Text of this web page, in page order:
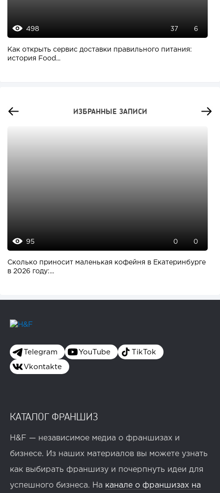
498 37 6
Как открыть сервис доставки правильного питания:
история Food...
ИЗБРАННЫЕ ЗАПИСИ
95 0 0
Сколько приносит маленькая кофейня в Екатеринбурге
в 2026 году:...
Telegram YouTube TikTok
Vkontakte
КАТАЛОГ ФРАНШИЗ
H&F — независимое медиа о франшизах и
бизнесе. Из наших материалов вы можете узнать
как выбирать франшизу и почерпнуть идеи для
успешного бизнеса. На канале о франшизах на